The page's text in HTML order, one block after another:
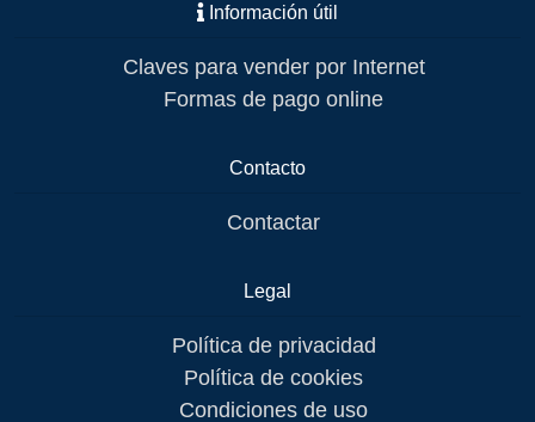
Información útil
Claves para vender por Internet
Formas de pago online
Contacto
Contactar
Legal
Política de privacidad
Política de cookies
Condiciones de uso